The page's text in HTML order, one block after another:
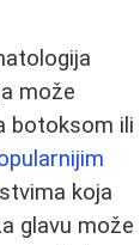
može
botoksom ili
koja
glavu može